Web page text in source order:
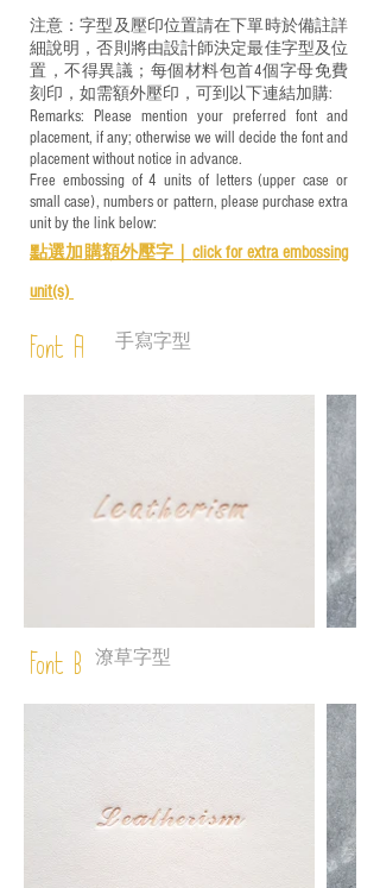
注意：字型及壓印位置請在下單時於備註詳
細說明，否則將由設計師決定最佳字型及位
置，不得異議；每個材料包首4個字母免費
刻印，如需額外壓印，可到以下連結加購:
Remarks: Please mention your preferred font and
placement, if any; otherwise we will decide the font and
placement without notice in advance.
Free embossing of 4 units of letters (upper case or
small case), numbers or pattern, please purchase extra
unit by the link below:
點選加購額外壓字｜ click for extra embossing
unit(s)
Font A 手寫字型
Font B 潦草字型